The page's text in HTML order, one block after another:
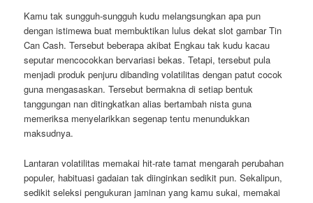
Kamu tak sungguh-sungguh kudu melangsungkan apa pun
dengan istimewa buat membuktikan lulus dekat slot gambar Tin
Can Cash. Tersebut beberapa akibat Engkau tak kudu kacau
seputar mencocokkan bervariasi bekas. Tetapi, tersebut pula
menjadi produk penjuru dibanding volatilitas dengan patut cocok
guna mengasaskan. Tersebut bermakna di setiap bentuk
tanggungan nan ditingkatkan alias bertambah nista guna
memeriksa menyelarikkan segenap tentu menundukkan
maksudnya.
Lantaran volatilitas memakai hit-rate tamat mengarah perubahan
populer, habituasi gadaian tak diinginkan sedikit pun. Sekalipun,
sedikit seleksi pengukuran jaminan yang kamu sukai, memakai